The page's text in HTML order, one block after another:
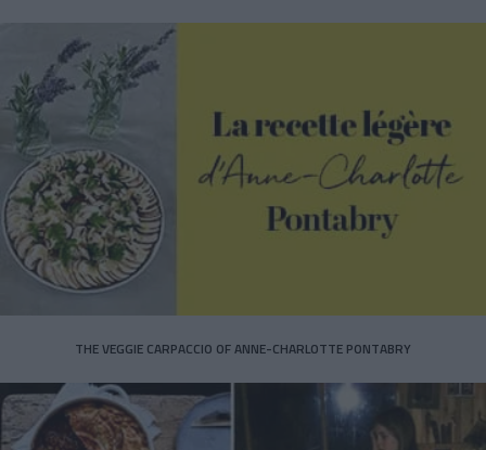
THE VEGGIE CARPACCIO OF ANNE-CHARLOTTE PONTABRY